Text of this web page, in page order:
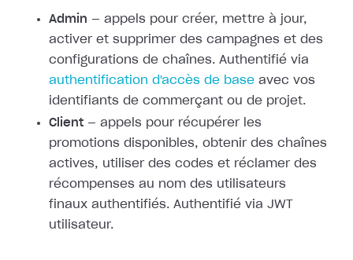
Admin — appels pour créer, mettre à jour,
activer et supprimer des campagnes et des
configurations de chaînes. Authentifié via
authentification d'accès de base avec vos
identifiants de commerçant ou de projet.
Client — appels pour récupérer les
promotions disponibles, obtenir des chaînes
actives, utiliser des codes et réclamer des
récompenses au nom des utilisateurs
finaux authentifiés. Authentifié via JWT
utilisateur.